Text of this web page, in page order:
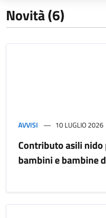
Novità (6)
AVVISI 10 LUGLIO 2026
Contributo asili
bambini e bambine